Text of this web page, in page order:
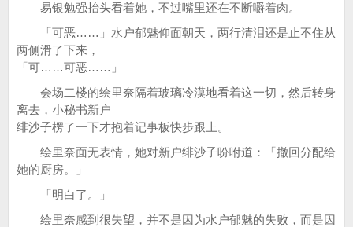
易银勉强抬头看着她，不过嘴里还在不断嚼着肉。
「可恶……」水户郁魅仰面朝天，两行清泪还是止不住从
两侧滑了下来，
「可……可恶……」
会场二楼的绘里奈隔着玻璃冷漠地看着这一切，然后转身
离去，小秘书新户
绯沙子楞了一下才抱着记事板快步跟上。
绘里奈面无表情，她对新户绯沙子吩咐道：「撤回分配给
她的厨房。」
「明白了。」
绘里奈感到很失望，并不是因为水户郁魅的失败，而是因